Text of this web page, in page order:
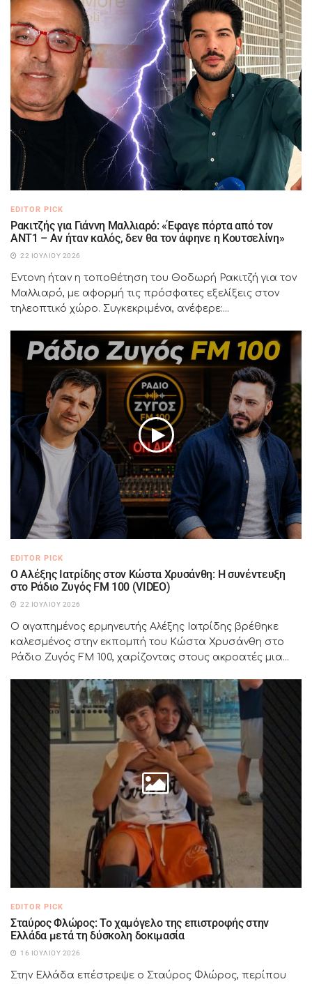
EDITOR PICK
Ρακιτζής για Γιάννη Μαλλιαρό: «Έφαγε πόρτα από τον
ΑΝΤ1 – Αν ήταν καλός, δεν θα τον άφηνε η Κουτσελίνη»
22 ΙΟΥΛΊΟΥ 2026
Έντονη ήταν η τοποθέτηση του Θοδωρή Ρακιτζή για τον
Μαλλιαρό, με αφορμή τις πρόσφατες εξελίξεις στον
τηλεοπτικό χώρο. Συγκεκριμένα, ανέφερε:...
EDITOR PICK
Ο Αλέξης Ιατρίδης στον Κώστα Χρυσάνθη: Η συνέντευξη
στο Ράδιο Ζυγός FM 100 (VIDEO)
22 ΙΟΥΛΊΟΥ 2026
Ο αγαπημένος ερμηνευτής Αλέξης Ιατρίδης βρέθηκε
καλεσμένος στην εκπομπή του Κώστα Χρυσάνθη στο
Ράδιο Ζυγός FM 100, χαρίζοντας στους ακροατές μια...
EDITOR PICK
Σταύρος Φλώρος: Το χαμόγελο της επιστροφής στην
Ελλάδα μετά τη δύσκολη δοκιμασία
16 ΙΟΥΛΊΟΥ 2026
Στην Ελλάδα επέστρεψε ο Σταύρος Φλώρος, περίπου